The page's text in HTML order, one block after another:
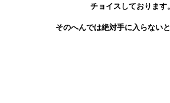
チョイスしております。
そのへんでは絶対手に入らないと